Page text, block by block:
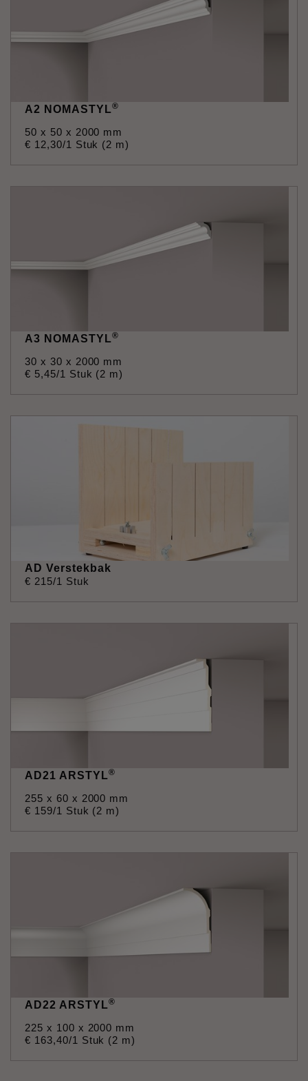
A2 NOMASTYL®
50 x 50 x 2000 mm
€ 12,30/1 Stuk (2 m)
A3 NOMASTYL®
30 x 30 x 2000 mm
€ 5,45/1 Stuk (2 m)
AD Verstekbak
€ 215/1 Stuk
AD21 ARSTYL®
255 x 60 x 2000 mm
€ 159/1 Stuk (2 m)
AD22 ARSTYL®
225 x 100 x 2000 mm
€ 163,40/1 Stuk (2 m)